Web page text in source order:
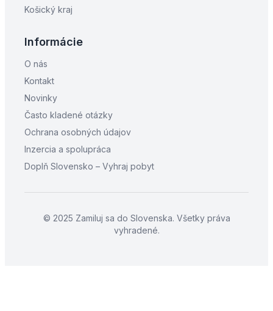
Košický kraj
Informácie
O nás
Kontakt
Novinky
Často kladené otázky
Ochrana osobných údajov
Inzercia a spolupráca
Doplň Slovensko – Vyhraj pobyt
© 2025 Zamiluj sa do Slovenska. Všetky práva
vyhradené.